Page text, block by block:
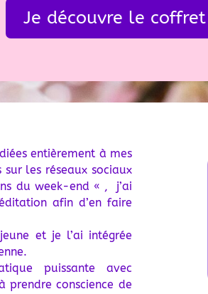
Je découvre le coffret
entièrement à mes
sur les réseaux sociaux
du week-end « , j’ai
afin d’en faire
et je l’ai intégrée
puissante avec
prendre conscience de